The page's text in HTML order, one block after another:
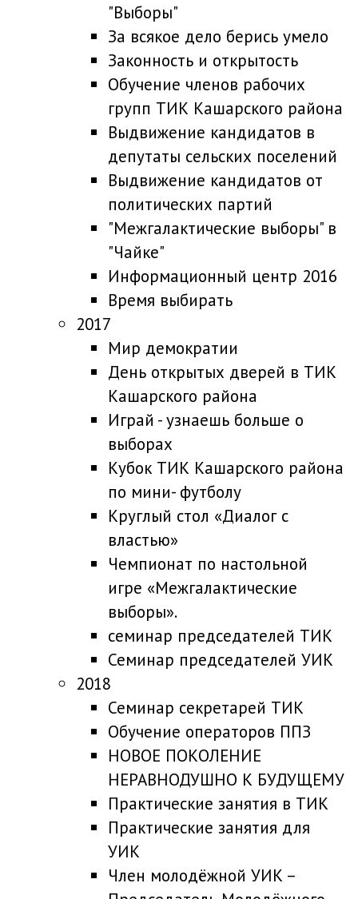
"Выборы"
За всякое дело берись умело
Законность и открытость
Обучение членов рабочих
групп ТИК Кашарского района
Выдвижение кандидатов в
депутаты сельских поселений
Выдвижение кандидатов от
политических партий
"Межгалактические выборы" в
"Чайке"
Информационный центр 2016
Время выбирать
2017
Мир демократии
День открытых дверей в ТИК
Кашарского района
Играй - узнаешь больше о
выборах
Кубок ТИК Кашарского района
по мини- футболу
Круглый стол «Диалог с
властью»
Чемпионат по настольной
игре «Межгалактические
выборы».
семинар председателей ТИК
Семинар председателей УИК
2018
Семинар секретарей ТИК
Обучение операторов ППЗ
НОВОЕ ПОКОЛЕНИЕ
НЕРАВНОДУШНО К БУДУЩЕМУ
Практические занятия в ТИК
Практические занятия для
УИК
Член молодёжной УИК –